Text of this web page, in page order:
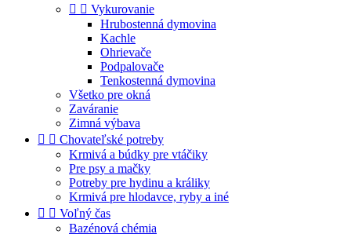
  Vykurovanie
Hrubostenná dymovina
Kachle
Ohrievače
Podpalovače
Tenkostenná dymovina
Všetko pre okná
Zaváranie
Zimná výbava
  Chovateľské potreby
Krmivá a búdky pre vtáčiky
Pre psy a mačky
Potreby pre hydinu a králiky
Krmivá pre hlodavce, ryby a iné
  Voľný čas
Bazénová chémia